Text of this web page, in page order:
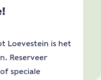
Loevestein is het
Reserveer
speciale